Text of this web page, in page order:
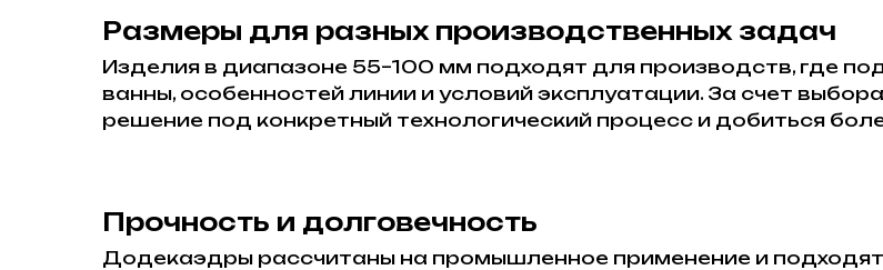
Размеры для разных производственных задач
Изделия в диапазоне 55–100 мм подходят для производств, где
ванны, особенностей линии и условий эксплуатации. За счет
решение под конкретный технологический процесс и добиться
Прочность и долговечность
Додекаэдры рассчитаны на промышленное применение и